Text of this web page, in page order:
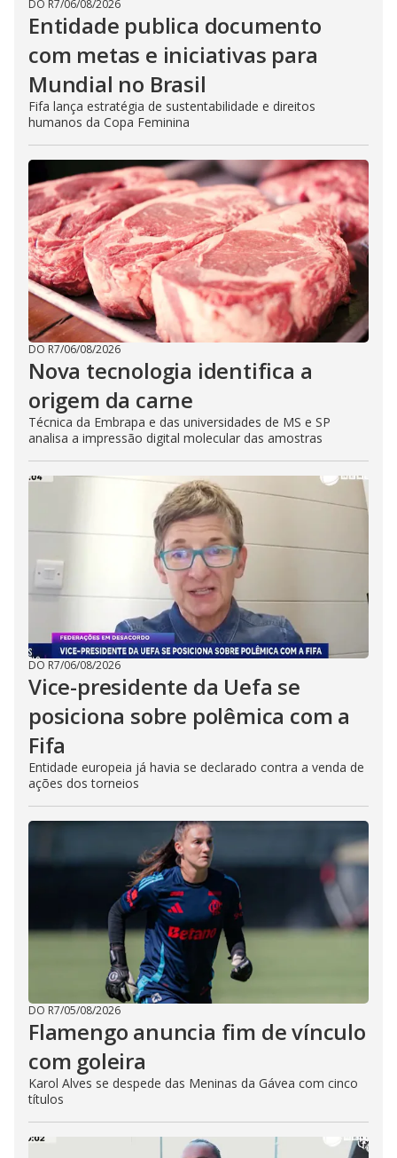
DO R7/06/08/2026
Entidade publica documento
com metas e iniciativas para
Mundial no Brasil
Fifa lança estratégia de sustentabilidade e direitos
humanos da Copa Feminina
DO R7/06/08/2026
Nova tecnologia identifica a
origem da carne
Técnica da Embrapa e das universidades de MS e SP
analisa a impressão digital molecular das amostras
DO R7/06/08/2026
Vice-presidente da Uefa se
posiciona sobre polêmica com a
Fifa
Entidade europeia já havia se declarado contra a venda de
ações dos torneios
DO R7/05/08/2026
Flamengo anuncia fim de vínculo
com goleira
Karol Alves se despede das Meninas da Gávea com cinco
títulos